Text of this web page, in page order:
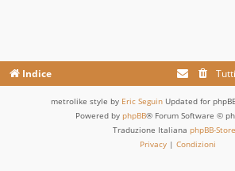
Indice
metrolike style by Eric Seguin Updated for
Powered by phpBB® Forum Software ©
Traduzione Italiana phpBB-
Privacy | Condizioni